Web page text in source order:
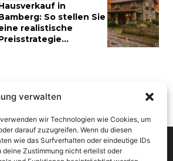
verwalten
wir Technologien wie Cookies, um
darauf zuzugreifen. Wenn du diesen
wie das Surfverhalten oder eindeutige IDs
deine Zustimmung nicht erteilst oder
in
So stellen Sie
realistische